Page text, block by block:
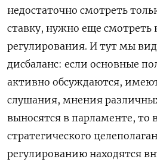
недостаточно смотреть
ставку, нужно еще смотреть
регулирования. И тут мы
дисбаланс: если основные
активно обсуждаются,
слушания, мнения
выносятся в парламенте, то
стратегического
регулированию находятся